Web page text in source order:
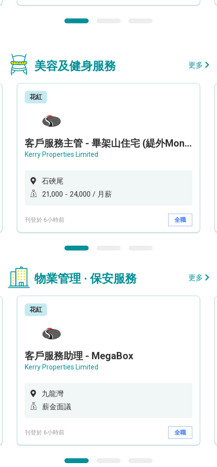
美容及健身服務 更多
花紅
客戶服務主管 - 畢架山住宅 (緹外Mont Verra)
Kerry Properties Limited
石硤尾
21,000 - 24,000 / 月薪
刊登於 6小時前 全職
物業管理 · 保安服務 更多
花紅
客戶服務助理 - MegaBox
Kerry Properties Limited
九龍灣
薪金面議
刊登於 6小時前 全職